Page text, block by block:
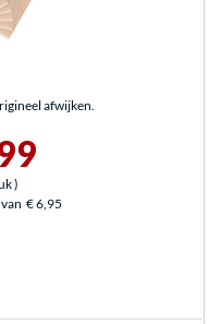
afwijken.
)
€ 6,95